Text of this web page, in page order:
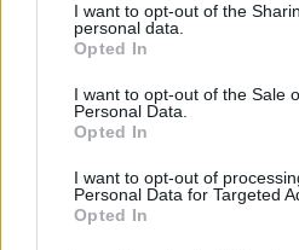
disclose it to other third parties.
Please note that this website/app
services and may gather and
not limited to your visit or usage
grant or deny consent to Google
consent section.
I want to opt-out of the
personal data.
Opted In
I want to opt-out of the Sale
Personal Data.
Opted In
I want to opt-out of
Personal Data for Targeted
Opted In
InvestirMag
Investieren24